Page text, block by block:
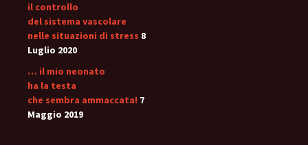
il controllo
del sistema vascolare
nelle situazioni di stress 8
Luglio 2020
… il mio neonato
ha la testa
che sembra ammaccata! 7
Maggio 2019